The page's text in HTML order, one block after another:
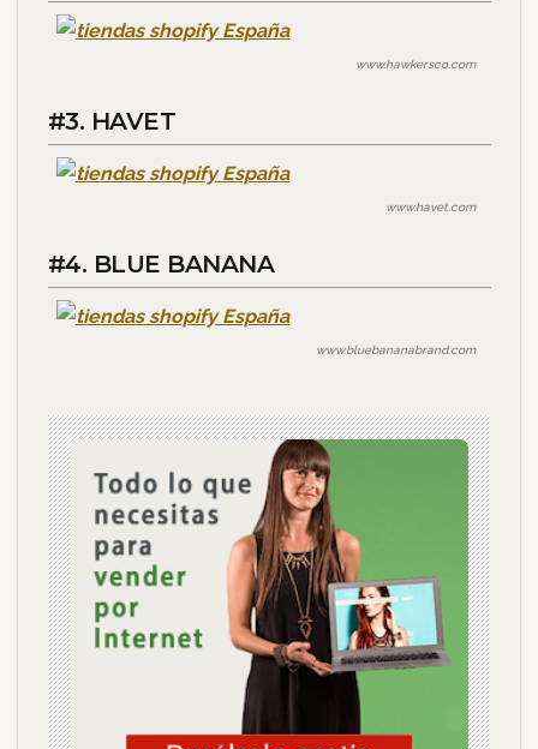
www.hawkersco.com
#3. HAVET
www.havet.com
#4. BLUE BANANA
www.bluebananabrand.com